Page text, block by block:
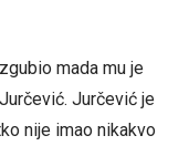
mada mu je
Jurčević je
nije imao nikakvo